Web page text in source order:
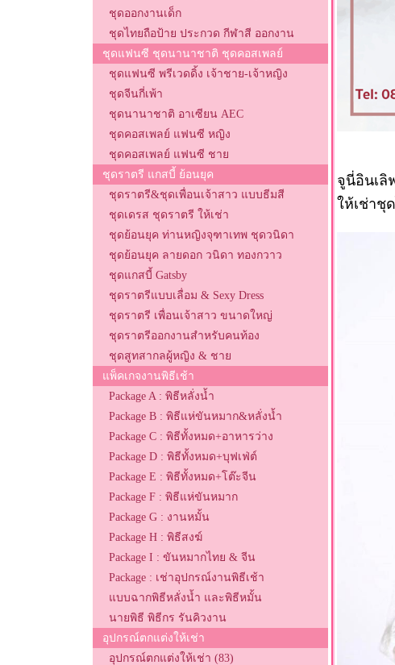
ชุดออกงานเด็ก
ชุดไทยถือป้าย ประกวด กีฬาสี ออกงาน
ชุดแฟนซี ชุดนานาชาติ ชุดคอสเพลย์
ชุดแฟนซี พรีเวดดิ้ง เจ้าชาย-เจ้าหญิง
ชุดจีนกี่เพ้า
ชุดนานาชาติ อาเซียน AEC
ชุดคอสเพลย์ แฟนซี หญิง
ชุดคอสเพลย์ แฟนซี ชาย
ชุดราตรี แกสบี้ ย้อนยุค
ชุดราตรี&ชุดเพื่อนเจ้าสาว แบบธีมสี
ชุดเดรส ชุดราตรี ให้เช่า
ชุดย้อนยุค ท่านหญิงจุฑาเทพ ชุดวนิดา
ชุดย้อนยุค ลายดอก วนิดา ทองกวาว
ชุดแกสบี้ Gatsby
ชุดราตรีแบบเลื่อม & Sexy Dress
ชุดราตรี เพื่อนเจ้าสาว ขนาดใหญ่
ชุดราตรีออกงานสำหรับคนท้อง
ชุดสูทสากลผู้หญิง & ชาย
แพ็คเกจงานพิธีเช้า
Package A : พิธีหลั่งน้ำ
Package B : พิธีแห่ขันหมาก&หลั่งน้ำ
Package C : พิธีทั้งหมด+อาหารว่าง
Package D : พิธีทั้งหมด+บุฟเฟ่ต์
Package E : พิธีทั้งหมด+โต๊ะจีน
Package F : พิธีแห่ขันหมาก
Package G : งานหมั้น
Package H : พิธีสงฆ์
Package I : ขันหมากไทย & จีน
Package : เช่าอุปกรณ์งานพิธีเช้า
แบบฉากพิธีหลั่งน้ำ และพิธีหมั้น
นายพิธี พิธีกร รันคิวงาน
อุปกรณ์ตกแต่งให้เช่า
อุปกรณ์ตกแต่งให้เช่า (83)
จูนี่อินเลิฟ
ให้เช่าชุ